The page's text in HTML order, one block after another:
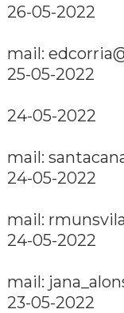
26-05-2022
mail:
25-05-2022
24-05-2022
mail:
24-05-2022
mail:
24-05-2022
mail:
23-05-2022